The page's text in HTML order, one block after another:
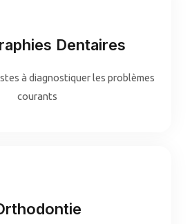
Dentaires
à diagnostiquer les problèmes
courants